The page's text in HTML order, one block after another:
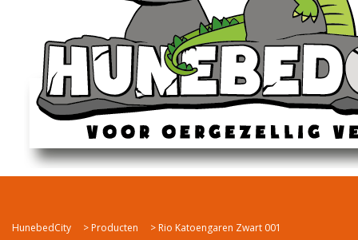
HunebedCity > Producten > Rio Katoengaren Zwart 001